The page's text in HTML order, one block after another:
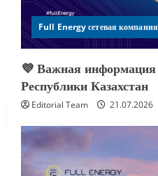
Full Energy сетевая компания
💜 Важная
Республики Казахстан
Editorial Team 21.07.2026